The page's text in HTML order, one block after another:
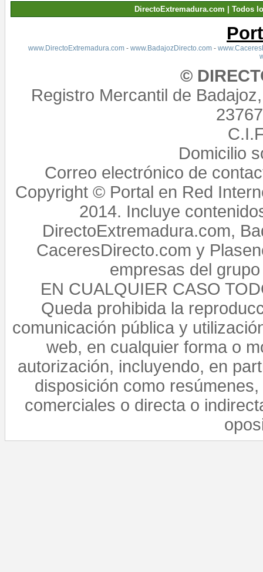
DirectoExtremadura.com | Todos
www.DirectoExtremadura.com- www.BadajozDirecto.com-
©
Registro Mercantil de
Domicilio
Correo electrónico de
Copyright © Portal en Red
2014. Incluye
DirectoExtremadura.com,
CaceresDirecto.com y
empresas del
EN CUALQUIER CASO
Queda prohibida la
comunicación pública y
web, en cualquier forma o
autorización, incluyendo, en
disposición como
comerciales o directa o